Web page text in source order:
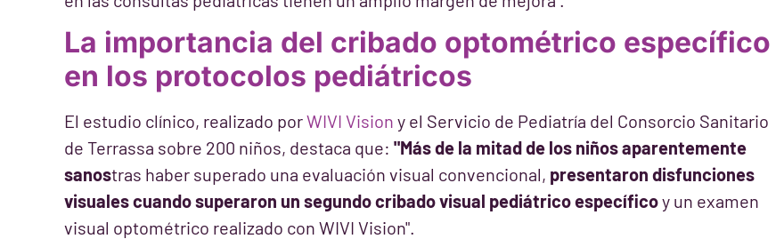
La importancia del cribado optométrico específico
en los protocolos pediátricos
El estudio clínico, realizado porWIVI Vision y el Servicio de Pediatría del Consorcio Sanitario
de Terrassa sobre 200 niños, destaca que: "Más de la mitad de los niños aparentemente
sanostras haber superado una evaluación visual convencional, presentaron disfunciones
visuales cuando superaron un segundo cribado visual pediátrico específicoy un examen
visual optométrico realizado con WIVI Vision".